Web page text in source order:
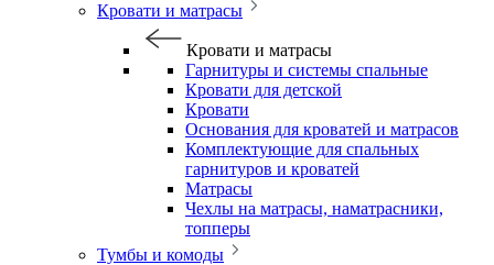
Кровати и матрасы
Кровати и матрасы
Гарнитуры и системы спальные
Кровати для детской
Кровати
Основания для кроватей и матрасов
Комплектующие для спальных
гарнитуров и кроватей
Матрасы
Чехлы на матрасы, наматрасники,
топперы
Тумбы и комоды